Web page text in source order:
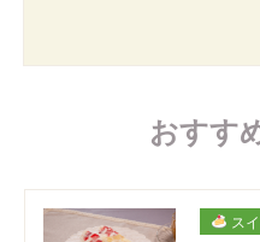
おすす
ス